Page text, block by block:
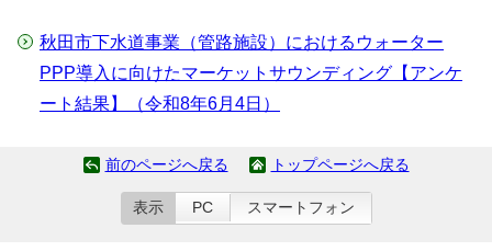
秋田市下水道事業（管路施設）におけるウォーター
PPP導入に向けたマーケットサウンディング【アンケ
ート結果】（令和8年6月4日）
前のページへ戻る トップページへ戻る
表示 PC スマートフォン